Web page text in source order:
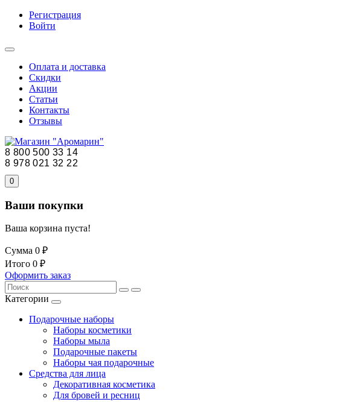
Регистрация
Войти
Оплата и доставка
Скидки
Акции
Статьи
Контакты
Отзывы
8 800 500 33 14
8 978 021 32 22
0
Ваши покупки
Ваша корзина пуста!
Сумма 0 ₽
Итого 0 ₽
Оформить заказ
Категории
Подарочные наборы
Наборы косметики
Наборы мыла
Подарочные пакеты
Наборы чая подарочные
Средства для лица
Декоративная косметика
Для бровей и ресниц